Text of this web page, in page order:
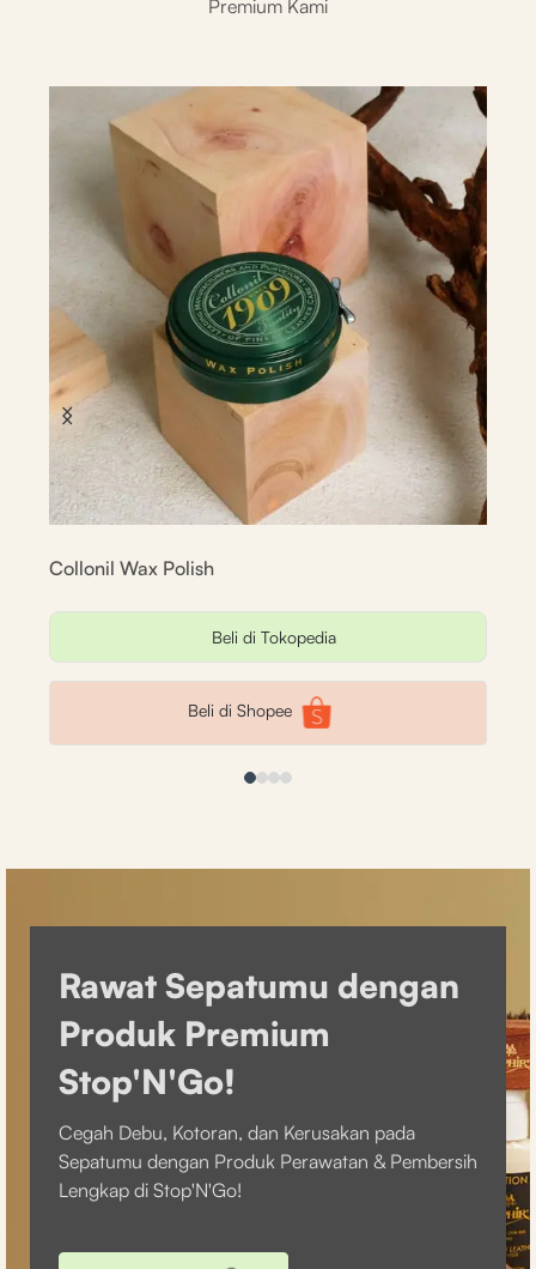
Premium Kami
Collonil Wax Polish
Beli di Tokopedia
Beli di Shopee
Rawat Sepatumu dengan
Produk Premium
Stop'N'Go!
Cegah Debu, Kotoran, dan Kerusakan pada
Sepatumu dengan Produk Perawatan & Pembersih
Lengkap di Stop'N'Go!